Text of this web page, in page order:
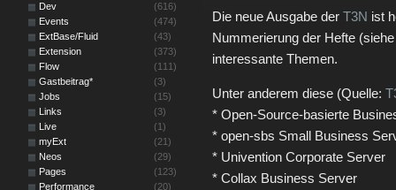
Die neue Ausgabe der T3N ist
Nummerierung der Hefte
interessante Themen.
Unter anderem diese (Quelle:
* Open-Source-basierte
* open-sbs Small Business
* Univention Corporate Server
* Collax Business Server
Dev
(616)
Events
(474)
ExtBase/Fluid
(43)
Extension
(373)
Flow
(111)
Gastbeitrag*
(3)
Jobs
(15)
Links
(3)
Live
(1)
myExt
(21)
Neos
(29)
Pages
(123)
Performance
(20)